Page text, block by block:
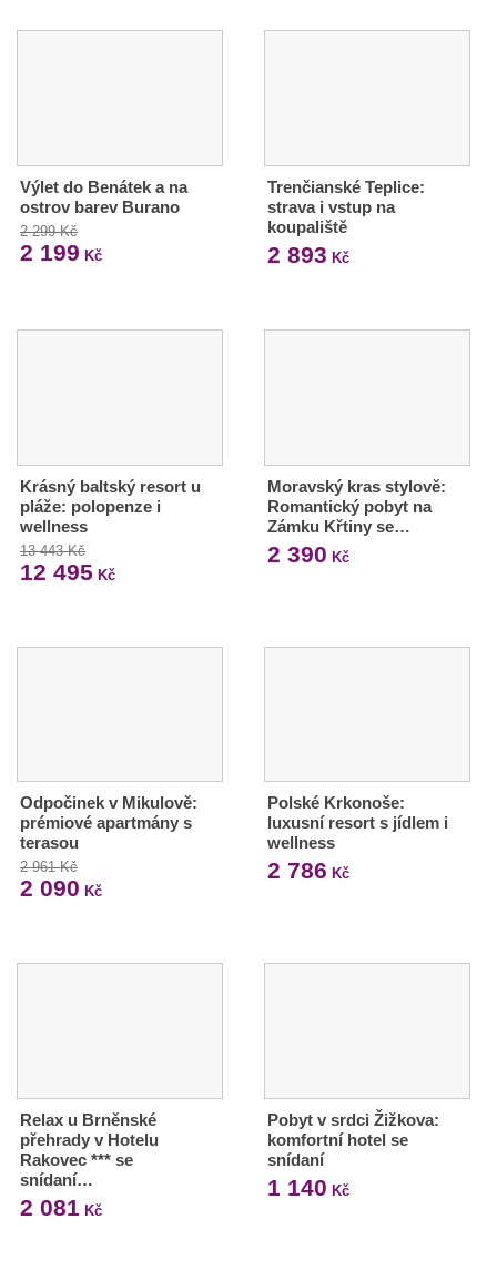
Výlet do Benátek a na
ostrov barev Burano
2 299 Kč
2 199 Kč
Trenčianské Teplice:
strava i vstup na
koupaliště
2 893 Kč
Krásný baltský resort u
pláže: polopenze i
wellness
13 443 Kč
12 495 Kč
Moravský kras stylově:
Romantický pobyt na
Zámku Křtiny se…
2 390 Kč
Odpočinek v Mikulově:
prémiové apartmány s
terasou
2 961 Kč
2 090 Kč
Polské Krkonoše:
luxusní resort s jídlem i
wellness
2 786 Kč
Relax u Brněnské
přehrady v Hotelu
Rakovec *** se
snídaní…
2 081 Kč
Pobyt v srdci Žižkova:
komfortní hotel se
snídaní
1 140 Kč